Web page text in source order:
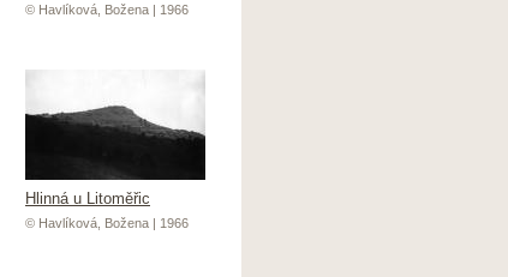
© Havlíková, Božena | 1966
Hlinná u Litoměřic
© Havlíková, Božena | 1966